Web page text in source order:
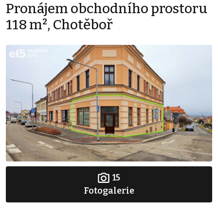
Pronájem obchodního prostoru
118 m², Chotěboř
15
Fotogalerie